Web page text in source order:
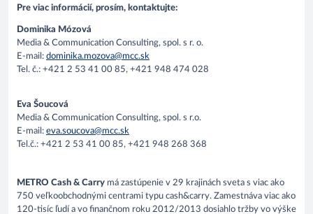
Pre viac informácií, prosím, kontaktujte:
Dominika Mózová
Media & Communication Consulting, spol. s r. o.
E-mail: dominika.mozova@mcc.sk
Tel. č.: +421 2 53 41 00 85, +421 948 474 028
Eva Šoucová
Media & Communication Consulting, spol. s r.o.
E-mail: eva.soucova@mcc.sk
Tel.č.: +421 2 53 41 00 85, +421 948 268 368
METRO Cash & Carry má zastúpenie v 29 krajinách sveta s viac ako
750 veľkoobchodnými centrami typu cash&carry. Zamestnáva viac ako
120-tisíc ľudí a vo finančnom roku 2012/2013 dosiahlo tržby vo výške